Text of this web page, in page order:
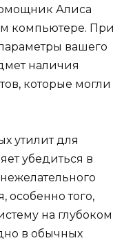
Алиса
компьютере. При
вашего
наличия
которые могли
утилит для
убедиться в
особенно того,
на глубоком
в обычных